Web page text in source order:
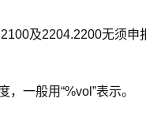
及2204.2200无须申
一般用“%vol”表示。